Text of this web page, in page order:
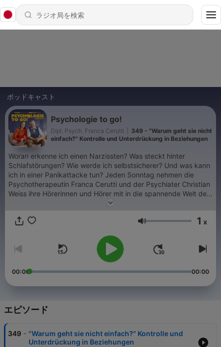
ポッドキャスト
Psychologie to go!
Dipl. Psych. Franca Cerutti
349 - "Warum geht sie nicht
einfach?" Kontrolle und Unterdrückung in Beziehungen
Woran erkenne ich einen Narzissten? Was steckt hinter
Schlafstörungen? Wie werde ich selbstsicherer? Und was kann
ich in einer Panikattacke tun? Jeden Sonntag nehmen die
Psychotherapeutin Franca Cerutti und der Psychiater Christian
Weiss ihre Hörerinnen und Hörer mit in die spannende Welt der
Psychologie. Sie greifen auf, was Menschen wirklich bewegt –
Perspektiven, die selten zusammenfinden: Frau und Mann,
Tiefenpsychologie, Eule und Lerche. Unterhaltsam, erfrischend
direkt und ganz ohne Fachchinesisch. Mal pragmatische
Impulse für den Alltag, mal fesselnde Lebensgeschichten – und
immer mit überraschenden Aha-Momenten. Wenn du dich und
go!« für dich. Du möchtest mehr über unsere Werbepartner
https://linktr.ee/psychologietogo Du möchtest Werbung in
diesem Podcast schalten? Dann erfahre hier mehr über die
Werbemöglichkeiten bei Seven.One Audio:
https://www.seven.one/portfolio/sevenone-audio
音量 1 x
00:00 00:00
エピソード
349 - "Warum geht sie nicht einfach?" Kontrolle und
Unterdrückung in Beziehungen